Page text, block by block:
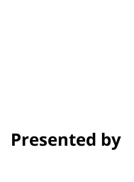
Presented by